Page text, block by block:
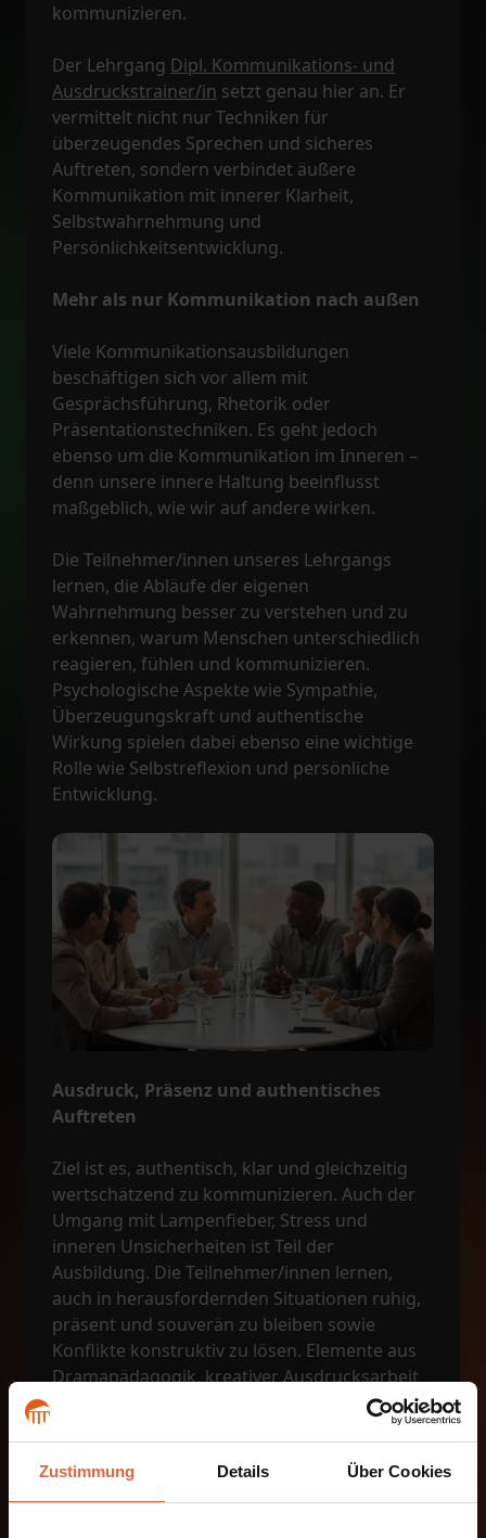
Zustimmung Details Über Cookies
kommunizieren.
Der Lehrgang Dipl. Kommunikations- und
Ausdruckstrainer/in setzt genau hier an. Er
vermittelt nicht nur Techniken für
überzeugendes Sprechen und sicheres
Auftreten, sondern verbindet äußere
Kommunikation mit innerer Klarheit,
Selbstwahrnehmung und
Persönlichkeitsentwicklung.
Mehr als nur Kommunikation nach außen
Viele Kommunikationsausbildungen
beschäftigen sich vor allem mit
Gesprächsführung, Rhetorik oder
Präsentationstechniken. Es geht jedoch
ebenso um die Kommunikation im Inneren –
denn unsere innere Haltung beeinflusst
maßgeblich, wie wir auf andere wirken.
Die Teilnehmer/innen unseres Lehrgangs
lernen, die Abläufe der eigenen
Wahrnehmung besser zu verstehen und zu
erkennen, warum Menschen unterschiedlich
reagieren, fühlen und kommunizieren.
Psychologische Aspekte wie Sympathie,
Überzeugungskraft und authentische
Wirkung spielen dabei ebenso eine wichtige
Rolle wie Selbstreflexion und persönliche
Entwicklung.
Ausdruck, Präsenz und authentisches
Auftreten
Ziel ist es, authentisch, klar und gleichzeitig
wertschätzend zu kommunizieren. Auch der
Umgang mit Lampenfieber, Stress und
inneren Unsicherheiten ist Teil der
Ausbildung. Die Teilnehmer/innen lernen,
auch in herausfordernden Situationen ruhig,
präsent und souverän zu bleiben sowie
Konflikte konstruktiv zu lösen. Elemente aus
Dramapädagogik, kreativer Ausdrucksarbeit
unterstützen dabei, neue Zugänge zu sich
entwickeln.